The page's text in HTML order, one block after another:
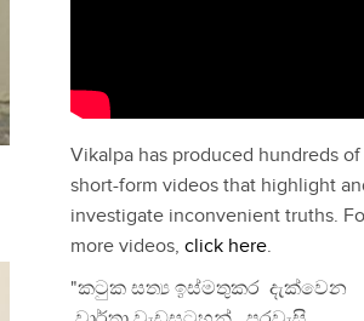
Vikalpa has produced hundreds of
short-form videos that highlight
investigate inconvenient truths.
more videos, click here.
"කටුක සත්‍ය ඉස්මතුකර දැක්වෙන